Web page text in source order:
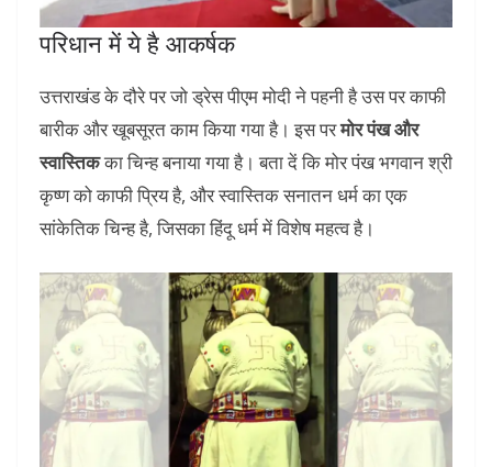
परिधान में ये है आकर्षक
उत्तराखंड के दौरे पर जो ड्रेस पीएम मोदी ने पहनी है उस पर काफी
बारीक और खूबसूरत काम किया गया है। इस परमोर पंख और
स्वास्तिकका चिन्ह बनाया गया है। बता दें कि मोर पंख भगवान श्री
कृष्ण को काफी प्रिय है, और स्वास्तिक सनातन धर्म का एक
सांकेतिक चिन्ह है, जिसका हिंदू धर्म में विशेष महत्व है।